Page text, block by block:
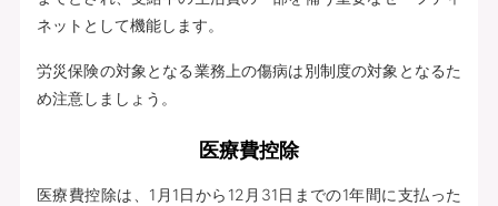
ネットとして機能します。
労災保険の対象となる業務上の傷病は別制度の対象となるた
め注意しましょう。
医療費控除
医療費控除は、1月1日から12月31日までの1年間に支払った